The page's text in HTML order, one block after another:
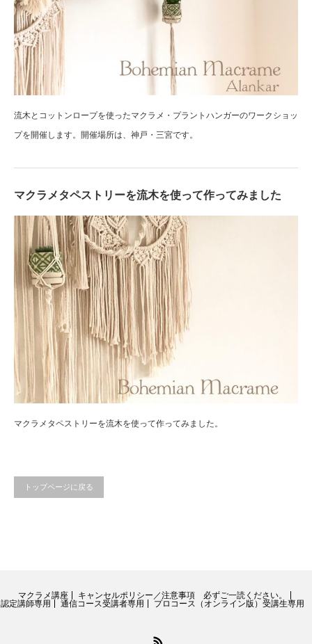
流木とコットンロープを使ったマクラメ・プラントハンガーのワークショッ
プを開催します。開催場所は、神戸・三宮です。
マクラメタペストリーを流木を使って作ってみました
マクラメタペストリーを流木を使って作ってみました。
トップページに戻る
マクラメ講座
キャンセルポリシー／注意事項 必ずご一読ください。
認定講師専用
通信コース受講者専用 プロコース（オンライン版）受講生専用